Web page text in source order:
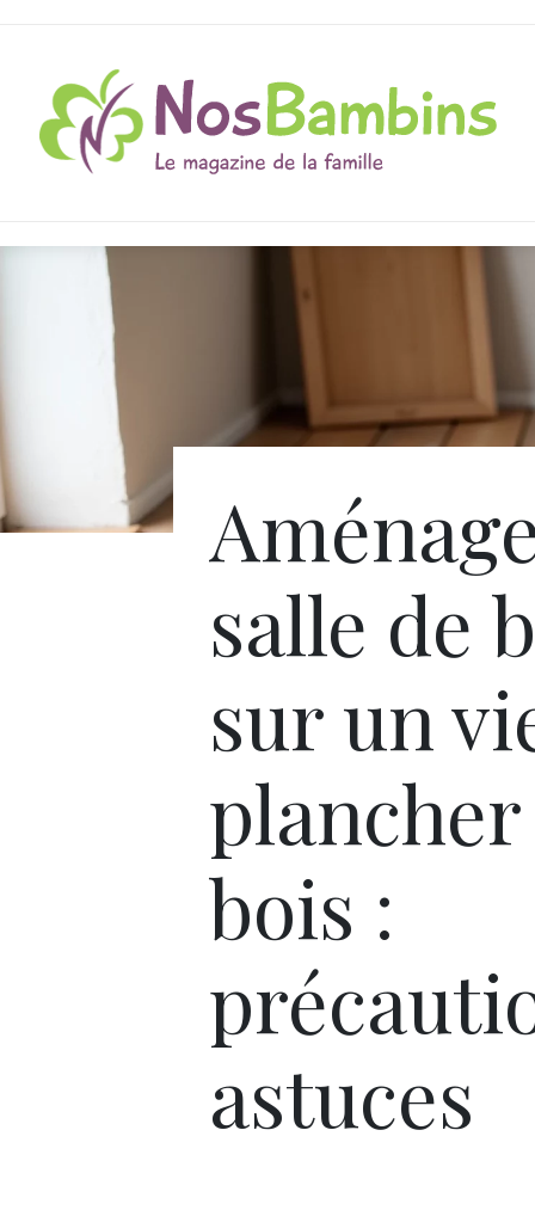
salle de
sur un
bois :
astuces